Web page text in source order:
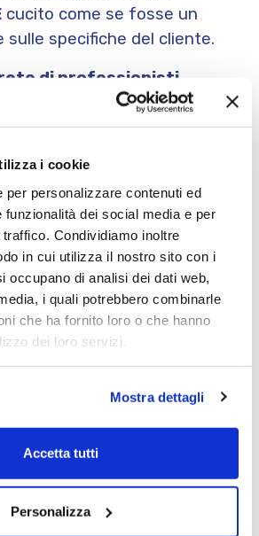
i cookie
per personalizzare contenuti ed
funzionalità dei social media e per
Condividiamo inoltre
in cui utilizza il nostro sito con i
occupano di analisi dei dati web,
i quali potrebbero combinarle
che ha fornito loro o che hanno
dei loro servizi.
Mostra dettagli
Accetta tutti
Personalizza
cucito come se fosse un
sulle specifiche del cliente.
di professionisti
più diverse discipline
notai, consulenti del lavoro,
altri) e di una
problem-solving, il nostro
di sostenere e
clienti dalle
che spesso si
nell’affrontare tutti gli
stragiudiziali e giudiziali,
attività produttiva.